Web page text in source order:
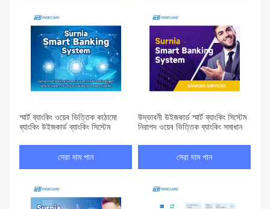
স্মার্ট ব্যাংকিং ওয়েব ভিত্তিক কাঠামো
ব্যাংকিং উইজকার্ড ব্যাংকিং সিস্টেম
সেরা দাম পান
উদ্ভাবনী উইজকার্ড স্মার্ট ব্যাংকিং সিস্টেম
নিরাপদ ওয়েব ভিত্তিক ব্যাংকিং সমাধান
সেরা দাম পান